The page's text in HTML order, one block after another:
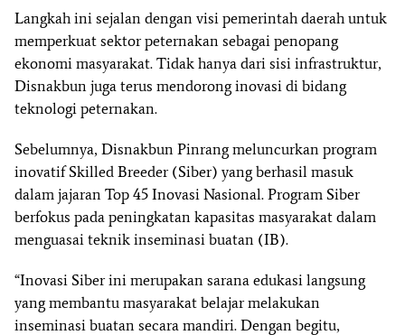
Langkah ini sejalan dengan visi pemerintah daerah untuk
memperkuat sektor peternakan sebagai penopang
ekonomi masyarakat. Tidak hanya dari sisi infrastruktur,
Disnakbun juga terus mendorong inovasi di bidang
teknologi peternakan.
Sebelumnya, Disnakbun Pinrang meluncurkan program
inovatifSkilled Breeder (Siber) yang berhasil masuk
dalam jajaran Top 45 Inovasi Nasional. Program Siber
berfokus pada peningkatan kapasitas masyarakat dalam
menguasai teknik inseminasi buatan (IB).
“Inovasi Siber ini merupakan sarana edukasi langsung
yang membantu masyarakat belajar melakukan
inseminasi buatan secara mandiri. Dengan begitu,